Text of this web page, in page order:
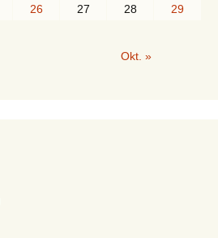
26 27 28
29
Okt. »